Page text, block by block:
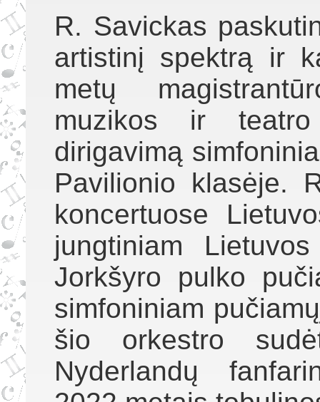
R. Savickas
artistinį spektrą ir
metų
muzikos ir teatro
dirigavimą
Pavilionio klasėje.
koncertuose
jungtiniam
Jorkšyro pulko
simfoniniam
šio orkestro
Nyderlandų